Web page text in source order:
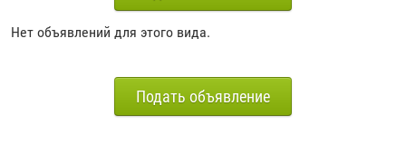
Нет объявлений для этого вида.
Подать объявление